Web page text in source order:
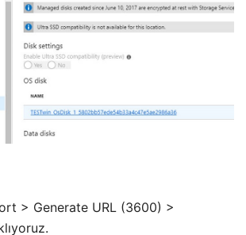
> Generate URL (3600) >